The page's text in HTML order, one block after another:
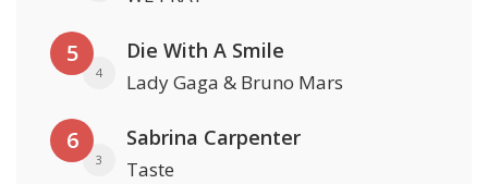
5
4
Die With A Smile
Lady Gaga & Bruno Mars
6
3
Sabrina Carpenter
Taste